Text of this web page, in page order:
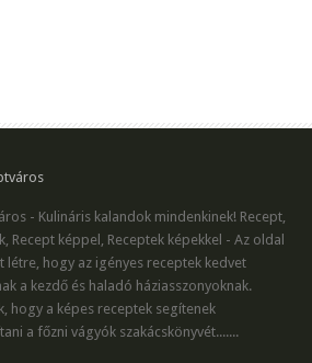
- Kulináris kalandok mindenkinek! Recept,
Recept képpel, Receptek képekkel - Az oldal
létre, hogy az igényes receptek kedvet
a kezdő és haladó háziasszonyoknak.
hogy a képes receptek segítenek
a főzni vágyók szakácskönyvét.......